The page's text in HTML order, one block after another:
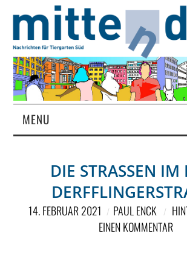
MENU
MAGAZIN
ÜBER UNS
DIE STRASSEN IM
14. FEBRUAR 2021 PAUL ENCK
EINEN KOMMENTAR